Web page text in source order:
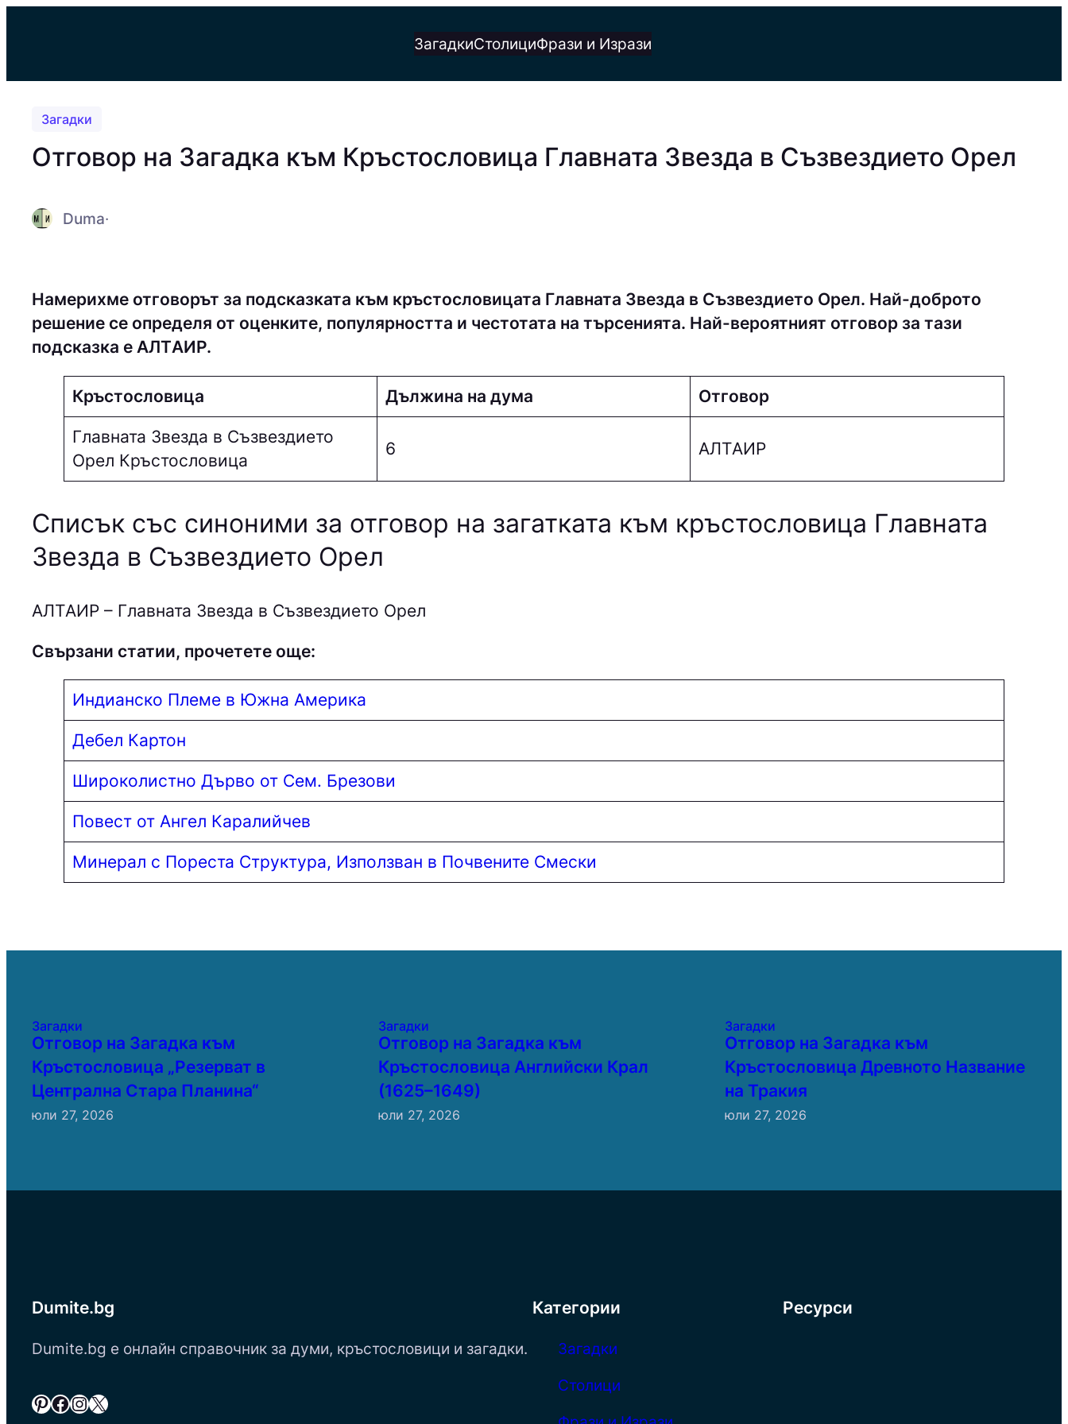
ЗагадкиСтолициФрази и Изрази
Загадки
Отговор на Загадка към Кръстословица Главната Звезда в Съзвездието Орел
Duma·
Намерихме отговорът за подсказката към кръстословицата Главната Звезда в Съзвездието Орел. Най-доброто
решение се определя от оценките, популярността и честотата на търсенията. Най-вероятният отговор за тази
подсказка е AЛТAИP.
Кръстословица Дължина на дума Отговор
Главната Звезда в Съзвездието
Орел Кръстословица
6 AЛТAИP
Списък със синоними за отговор на загатката към кръстословица Главната
Звезда в Съзвездието Орел
AЛТAИP – Главната Звезда в Съзвездието Орел
Свързани статии, прочетете още:
Индианско Племе в Южна Америка
Дебел Картон
Широколистно Дърво от Сем. Брезови
Повест от Ангел Каралийчев
Минерал с Пореста Структура, Използван в Почвените Смески
Загадки
Отговор на Загадка към
Кръстословица „Резерват в
Централна Стара Планина“
юли 27, 2026
Загадки
Отговор на Загадка към
Кръстословица Английски Крал
(1625–1649)
юли 27, 2026
Загадки
Отговор на Загадка към
Кръстословица Древното Название
на Тракия
юли 27, 2026
Dumite.bg
Dumite.bg е онлайн справочник за думи, кръстословици и загадки.
Pinterest Facebook InstagramX
Категории
Загадки
Столици
Ресурси